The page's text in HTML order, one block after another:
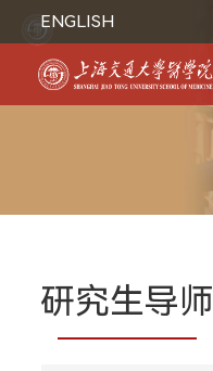
ENGLISH
研究生导师